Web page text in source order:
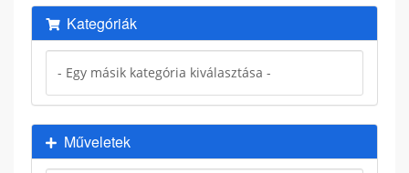
Kategóriák
Műveletek